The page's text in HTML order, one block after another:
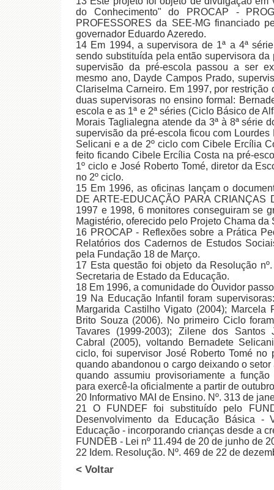
do Conhecimento" do PROCAP -
PROFESSORES da SEE-MG financiado
governador Eduardo Azeredo.
14 Em 1994, a supervisora de 1ª a 4ª
sendo substituída pela então supervisora
supervisão da pré-escola passou a ser
mesmo ano, Dayde Campos Prado,
Clariselma Carneiro. Em 1997, por
duas supervisoras no ensino formal:
escola e as 1ª e 2ª séries (Ciclo Básico de
Morais Taglialegna atende da 3ª à 8ª série
supervisão da pré-escola ficou com
Selicani e a de 2º ciclo com Cibele Ercília
feito ficando Cibele Ercília Costa na pré-
1º ciclo e José Roberto Tomé, diretor da
no 2º ciclo.
15 Em 1996, as oficinas lançam o
DE ARTE-EDUCAÇÃO PARA CRIANÇAS
1997 e 1998, 6 monitores conseguiram se
Magistério, oferecido pelo Projeto Chama da
16 PROCAP - Reflexões sobre a Prática
Relatórios dos Cadernos de Estudos
pela Fundação 18 de Março.
17 Esta questão foi objeto da Resolução
Secretaria de Estado da Educação.
18 Em 1996, a comunidade do Ouvidor
19 Na Educação Infantil foram
Margarida Castilho Vigato (2004);
Brito Souza (2006). No primeiro Ciclo
Tavares (1999-2003); Zilene dos Santos
Cabral (2005), voltando Bernadete
ciclo, foi supervisor José Roberto Tomé
quando abandonou o cargo deixando o
quando assumiu provisoriamente a
para exercê-la oficialmente a partir de
20 Informativo MAI de Ensino. Nº. 313 de
21 O FUNDEF foi substituído pelo
Desenvolvimento da Educação Básica -
Educação - incorporando crianças desde a
FUNDEB - Lei nº 11.494 de 20 de junho de
22 Idem. Resolução. Nº. 469 de 22 de
< Voltar